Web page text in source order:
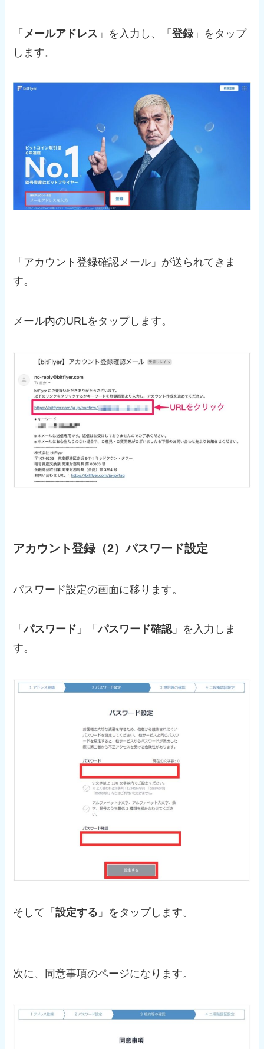
「 メールアドレス 」を入力し、「登録」をタップ
します。
「アカウント登録確認メール」が送られてきま
す。
メール内のURLをタップします。
アカウント登録（2）パスワード設定
パスワード設定の画面に移ります。
「パスワード 」「パスワード確認」を入力しま
す。
そして「設定する 」をタップします。
次に、同意事項のページになります。